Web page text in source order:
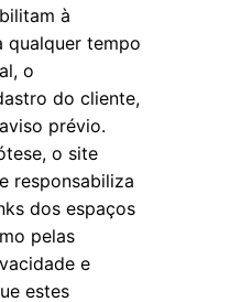
à
qualquer tempo
o
do cliente,
prévio.
o site
responsabiliza
dos espaços
pelas
e
estes